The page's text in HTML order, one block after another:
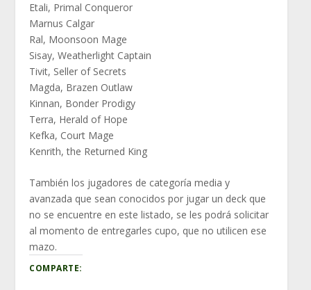
Etali, Primal Conqueror
Marnus Calgar
Ral, Moonsoon Mage
Sisay, Weatherlight Captain
Tivit, Seller of Secrets
Magda, Brazen Outlaw
Kinnan, Bonder Prodigy
Terra, Herald of Hope
Kefka, Court Mage
Kenrith, the Returned King
También los jugadores de categoría media y
avanzada que sean conocidos por jugar un deck que
no se encuentre en este listado, se les podrá solicitar
al momento de entregarles cupo, que no utilicen ese
mazo.
COMPARTE: